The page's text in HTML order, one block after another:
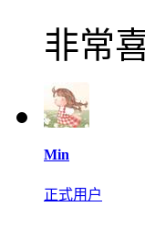
非常
Min
正式用户